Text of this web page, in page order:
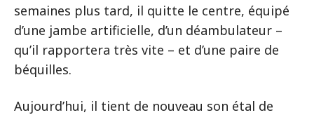
semaines plus tard, il quitte le centre, équipé
d’une jambe artificielle, d’un déambulateur –
qu’il rapportera très vite – et d’une paire de
béquilles.
Aujourd’hui, il tient de nouveau son étal de